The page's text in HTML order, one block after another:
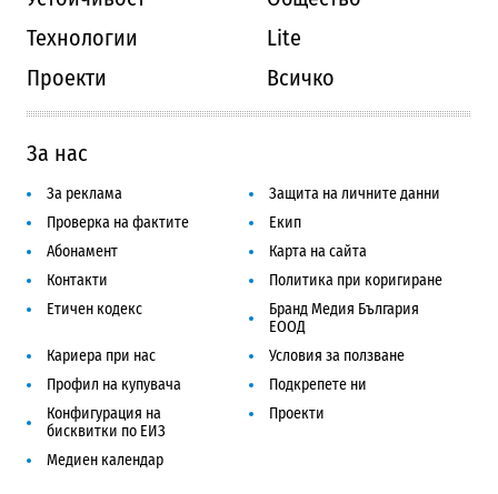
Технологии
Lite
Проекти
Всичко
За нас
За реклама
Защита на личните данни
Проверка на фактите
Екип
Абонамент
Карта на сайта
Контакти
Политика при коригиране
Етичен кодекс
Бранд Медия България
ЕООД
Кариера при нас
Условия за ползване
Профил на купувача
Подкрепете ни
Конфигурация на
бисквитки по ЕИЗ
Проекти
Медиен календар